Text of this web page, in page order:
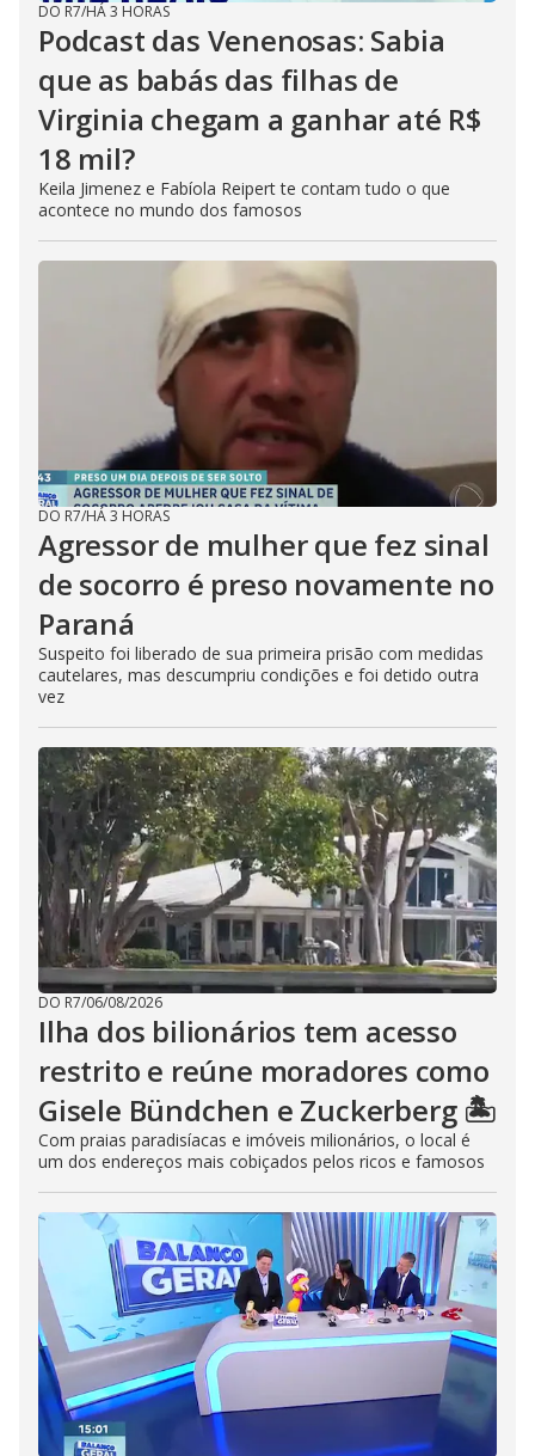
DO R7/HÁ 3 HORAS
Podcast das Venenosas: Sabia
que as babás das filhas de
Virginia chegam a ganhar até R$
18 mil?
Keila Jimenez e Fabíola Reipert te contam tudo o que
acontece no mundo dos famosos
DO R7/HÁ 3 HORAS
Agressor de mulher que fez sinal
de socorro é preso novamente no
Paraná
Suspeito foi liberado de sua primeira prisão com medidas
cautelares, mas descumpriu condições e foi detido outra
vez
DO R7/06/08/2026
Ilha dos bilionários tem acesso
restrito e reúne moradores como
Gisele Bündchen e Zuckerberg 🏝️
Com praias paradisíacas e imóveis milionários, o local é
um dos endereços mais cobiçados pelos ricos e famosos